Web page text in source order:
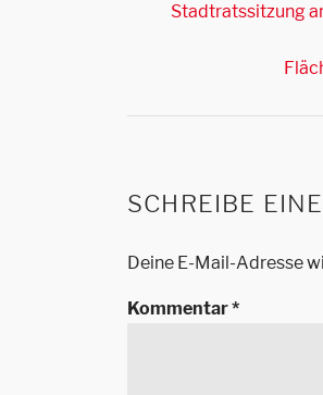
Stadtratssitzung
SCHREIBE
Deine E-Mail-Adresse
Kommentar*